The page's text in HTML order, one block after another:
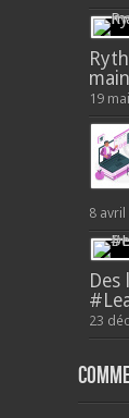
19
8 avril
Des
23